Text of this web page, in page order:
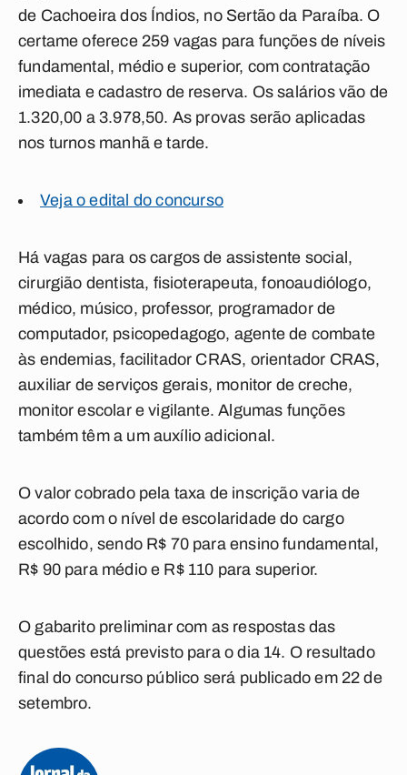
de Cachoeira dos Índios, no Sertão da Paraíba. O
certame oferece 259 vagas para funções de níveis
fundamental, médio e superior, com contratação
imediata e cadastro de reserva. Os salários vão de
1.320,00 a 3.978,50. As provas serão aplicadas
nos turnos manhã e tarde.
Veja o edital do concurso
Há vagas para os cargos de assistente social,
cirurgião dentista, fisioterapeuta, fonoaudiólogo,
médico, músico, professor, programador de
computador, psicopedagogo, agente de combate
às endemias, facilitador CRAS, orientador CRAS,
auxiliar de serviços gerais, monitor de creche,
monitor escolar e vigilante. Algumas funções
também têm a um auxílio adicional.
O valor cobrado pela taxa de inscrição varia de
acordo com o nível de escolaridade do cargo
escolhido, sendo R$ 70 para ensino fundamental,
R$ 90 para médio e R$ 110 para superior.
O gabarito preliminar com as respostas das
questões está previsto para o dia 14. O resultado
final do concurso público será publicado em 22 de
setembro.